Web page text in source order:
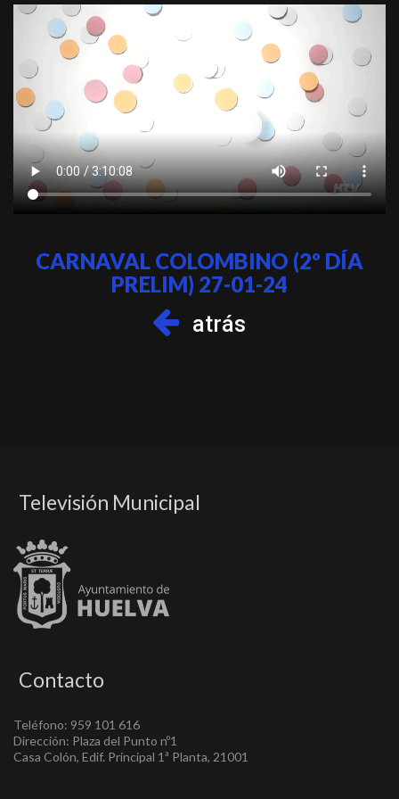
CARNAVAL COLOMBINO (2º DÍA
PRELIM) 27-01-24
atrás
Televisión Municipal
Contacto
Teléfono: 959 101 616
Dirección: Plaza del Punto nº1
Casa Colón, Edif. Principal 1ª Planta, 21001